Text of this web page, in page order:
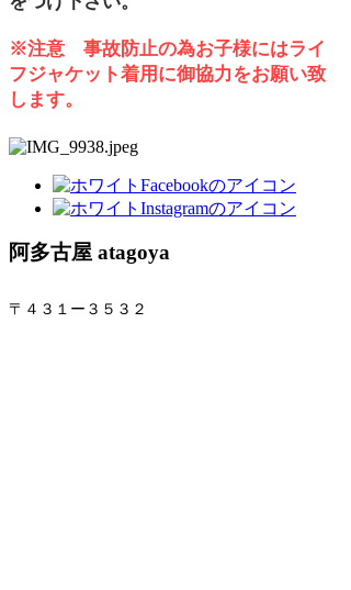
※注意 事故防止の為お子様にはライ
フジャケット着用に御協力をお願い致
します。
阿多古屋 atagoya
〒４３１ー３５３２